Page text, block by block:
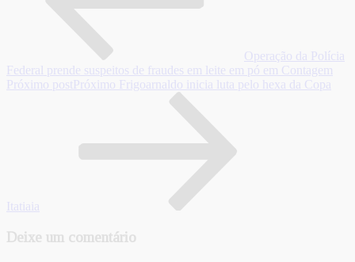
Operação da Polícia
Federal prende suspeitos de fraudes em leite em pó em Contagem
Próximo post Próximo Frigoarnaldo inicia luta pelo hexa da Copa
Itatiaia
Deixe um comentário